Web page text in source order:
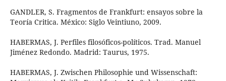
GANDLER, S. Fragmentos de Frankfurt: ensayos sobre la
Teoría Critica. México: Siglo Veintiuno, 2009.
HABERMAS, J. Perfiles filosóficos-políticos. Trad. Manuel
Jiménez Redondo. Madrid: Taurus, 1975.
HABERMAS, J. Zwischen Philosophie und Wissenschaft: